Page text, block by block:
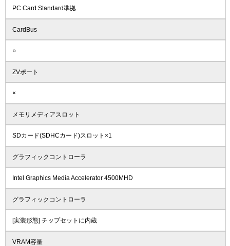
PC Card Standard準拠
CardBus
○
ZVポート
×
メモリメディアスロット
SDカード(SDHCカード)スロット×1
グラフィックコントローラ
Intel Graphics Media Accelerator 4500MHD
グラフィックコントローラ
[実装形態] チップセットに内蔵
VRAM容量